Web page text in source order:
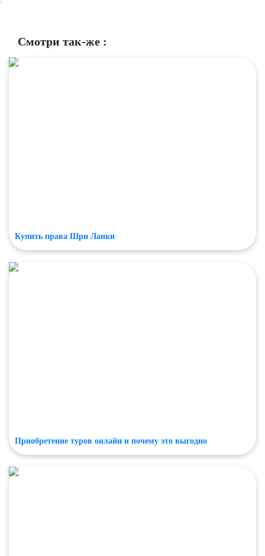
Смотри так-же :
Купить права Шри Ланки
Приобретение туров онлайн и почему это выгодно